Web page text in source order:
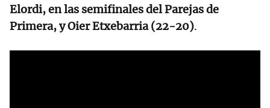
Elordi, en las semifinales del Parejas de
Primera, y Oier Etxebarria (22-20).